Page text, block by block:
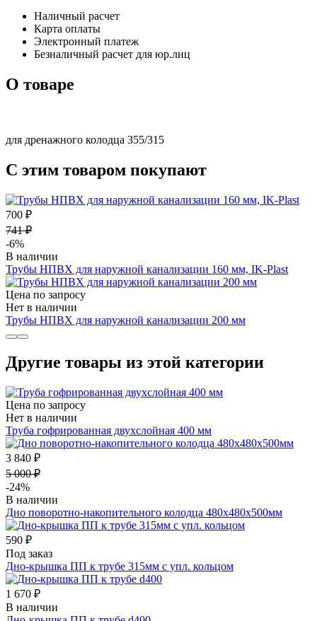
Наличный расчет
Карта оплаты
Электронный платеж
Безналичный расчет для юр.лиц
О товаре
для дренажного колодца 355/315
С этим товаром покупают
700 ₽
741 ₽
-6%
В наличии
Трубы НПВХ для наружной канализации 160 мм, IK-Plast
Цена по запросу
Нет в наличии
Трубы НПВХ для наружной канализации 200 мм
Другие товары из этой категории
Цена по запросу
Нет в наличии
Труба гофрированная двухслойная 400 мм
3 840 ₽
5 000 ₽
-24%
В наличии
Дно поворотно-накопительного колодца 480х480х500мм
590 ₽
Под заказ
Дно-крышка ПП к трубе 315мм с упл. кольцом
1 670 ₽
В наличии